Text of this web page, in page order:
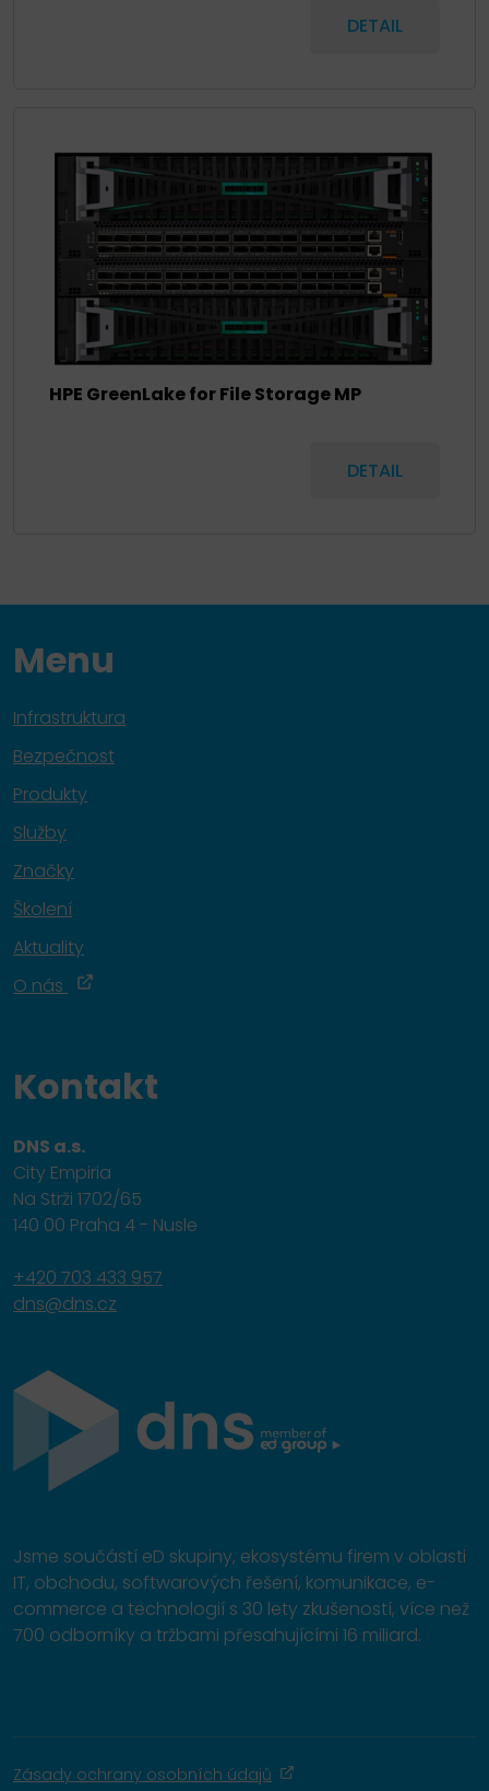
DETAIL
HPE GreenLake for File Storage MP
DETAIL
Menu
Infrastruktura
Bezpečnost
Produkty
Služby
Značky
Školení
Aktuality
O nás
Kontakt
DNS a.s.
City Empiria
Na Strži 1702/65
140 00 Praha 4 - Nusle
+420 703 433 957
dns@dns.cz
Jsme součástí eD skupiny, ekosystému firem v oblasti
IT, obchodu, softwarových řešení, komunikace, e-
commerce a technologií s 30 lety zkušeností, více než
700 odborníky a tržbami přesahujícími 16 miliard.
Zásady ochrany osobních údajů